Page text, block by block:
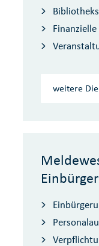
weitere